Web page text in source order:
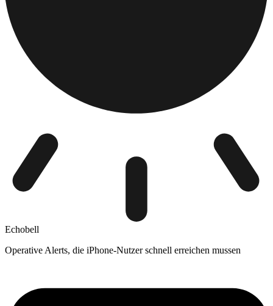
Echobell
Operative Alerts, die iPhone-Nutzer schnell erreichen mussen